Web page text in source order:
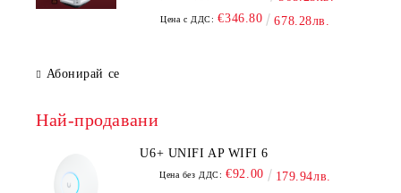
Цена с ДДС: €346.80 678.28лв.
Абонирай се
Най-продавани
U6+ UNIFI AP WIFI 6
Цена без ДДС: €92.00
179.94лв.